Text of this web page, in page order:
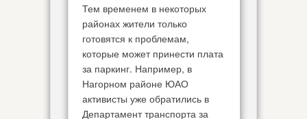
Тем временем в некоторых
районах жители только
готовятся к проблемам,
которые может принести плата
за паркинг. Например, в
Нагорном районе ЮАО
активисты уже обратились в
Департамент транспорта за